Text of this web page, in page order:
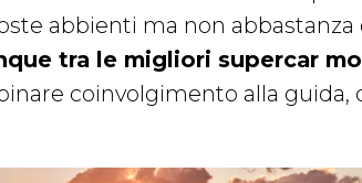
abbienti ma non abbastanza
tra le migliori supercar
coinvolgimento alla guida,